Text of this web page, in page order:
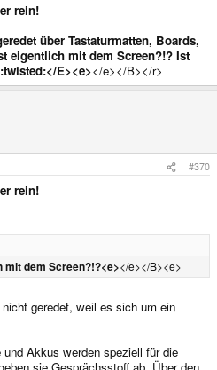
rein!
über Tastaturmatten, Boards,
eigentlich mit dem Screen?!? Ist
E><e></e></B></r>
#370
rein!
mit dem Screen?!?<e></e></B><e>
geredet, weil es sich um ein
Akkus werden speziell für die
sie Gesprächsstoff ab. Über den